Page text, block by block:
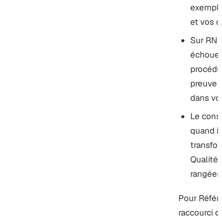
et vos
Sur
échoue
preuve
dans
Le
quand
Qualité
Pour
raccourci